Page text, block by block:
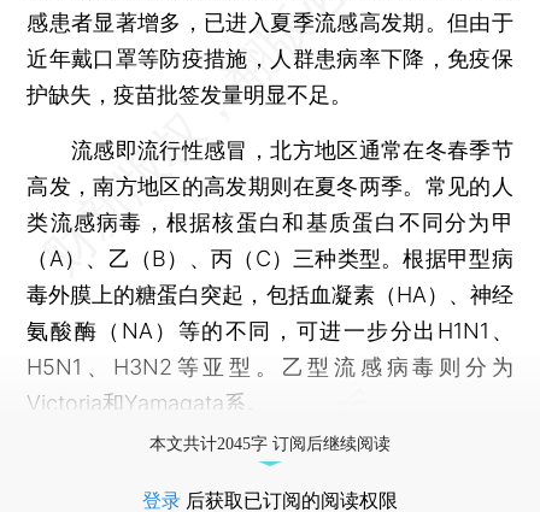
感患者显著增多，已进入夏季流感高发期。但由于
近年戴口罩等防疫措施，人群患病率下降，免疫保
护缺失，疫苗批签发量明显不足。
流感即流行性感冒，北方地区通常在冬春季节
高发，南方地区的高发期则在夏冬两季。常见的人
类流感病毒，根据核蛋白和基质蛋白不同分为甲
（A）、乙（B）、丙（C）三种类型。根据甲型病
毒外膜上的糖蛋白突起，包括血凝素（HA）、神经
氨酸酶（NA）等的不同，可进一步分出H1N1、
H5N1、H3N2等亚型。乙型流感病毒则分为
Victoria和Yamagata系。
本文共计2045字 订阅后继续阅读
登录 后获取已订阅的阅读权限